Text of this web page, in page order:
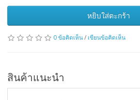
หยิบใส่ตะกร้า
0 ข้อคิดเห็น/ เขียนข้อคิดเห็น
สินค้าแนะนำ